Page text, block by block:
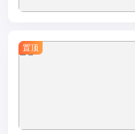
置顶